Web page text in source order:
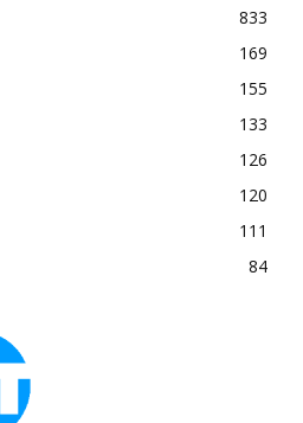
833
169
155
133
126
120
111
84